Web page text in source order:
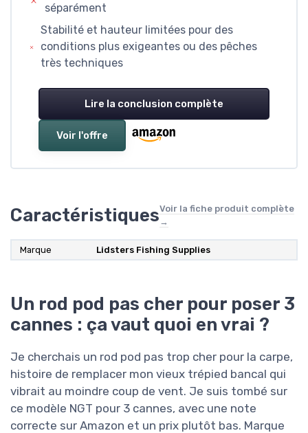
séparément
Stabilité et hauteur limitées pour des
conditions plus exigeantes ou des pêches
très techniques
Lire la conclusion complète
Voir l'offre
CaractéristiquesVoir la fiche produit complète
→
Marque Lidsters Fishing Supplies
Un rod pod pas cher pour poser 3
cannes : ça vaut quoi en vrai ?
Je cherchais un rod pod pas trop cher pour la carpe,
histoire de remplacer mon vieux trépied bancal qui
vibrait au moindre coup de vent. Je suis tombé sur
ce modèle NGT pour 3 cannes, avec une note
correcte sur Amazon et un prix plutôt bas. Marque